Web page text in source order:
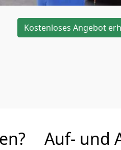
Kostenloses Angebot
Auf- und